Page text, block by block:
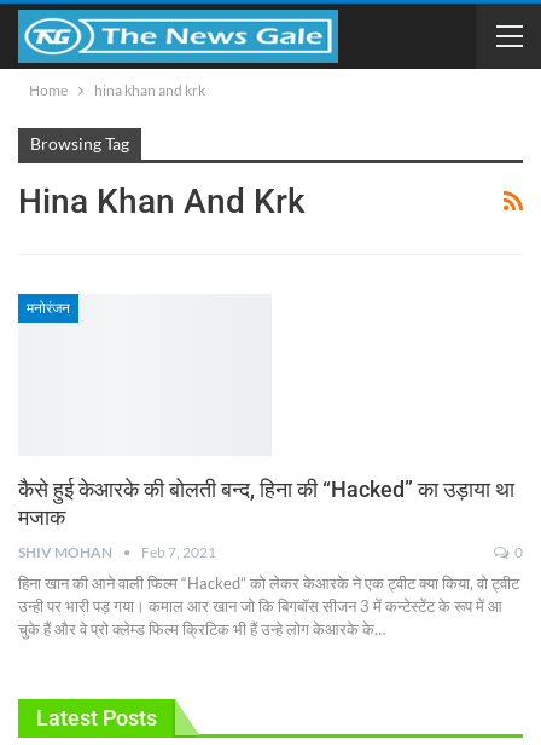
Home hina khan and krk
Browsing Tag
Hina Khan And Krk
मनोरंजन
कैसे हुई केआरके की बोलती बन्द, हिना की “Hacked” का उड़ाया था
मजाक
SHIV MOHAN Feb 7, 2021 0
हिना खान की आने वाली फिल्म “Hacked” को लेकर केआरके ने एक ट्वीट क्या किया, वो ट्वीट
उन्ही पर भारी पड़ गया। कमाल आर खान जो कि बिगबॉस सीजन 3 में कन्टेस्टेंट के रूप में आ
चुके हैं और वे प्रो क्लेम्ड फिल्म क्रिटिक भी हैं उन्हे लोग केआरके के…
Latest Posts